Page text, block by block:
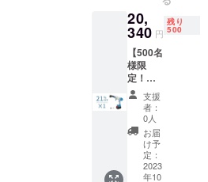
機ノズ
ル×1 洗
剤タン
クノズ
ル×1 エ
アダス
ターノ
ズル×1
空気入
れノズ
ル×1 ク
リー
ナーノ
込） ※
送料無
料（日
本国内
限定）
内容
物： 本
体×1 充
電器×1
収納
バッグ
×1 フィ
ルタ×1
20,
340 円
残り
500
【500名
様限
定！早
割
21％OF
F !】多
機能洗
車セッ
「KaiTa
k」×1
支援
者：
0人
お届
け予
定：
2023
年10